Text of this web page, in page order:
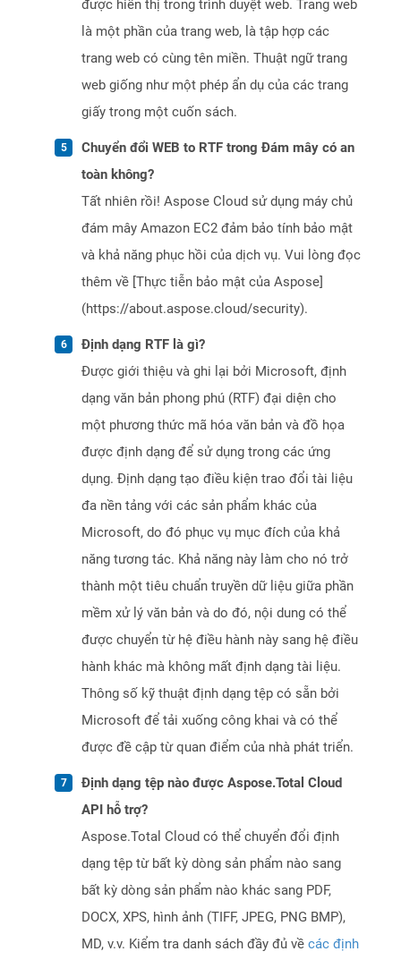
được hiển thị trong trình duyệt web. Trang web
là một phần của trang web, là tập hợp các
trang web có cùng tên miền. Thuật ngữ trang
web giống như một phép ẩn dụ của các trang
giấy trong một cuốn sách.
Chuyển đổi WEB to RTF trong Đám mây có an
toàn không?
Tất nhiên rồi! Aspose Cloud sử dụng máy chủ
đám mây Amazon EC2 đảm bảo tính bảo mật
và khả năng phục hồi của dịch vụ. Vui lòng đọc
thêm về [Thực tiễn bảo mật của Aspose]
(https://about.aspose.cloud/security).
Định dạng RTF là gì?
Được giới thiệu và ghi lại bởi Microsoft, định
dạng văn bản phong phú (RTF) đại diện cho
một phương thức mã hóa văn bản và đồ họa
được định dạng để sử dụng trong các ứng
dụng. Định dạng tạo điều kiện trao đổi tài liệu
đa nền tảng với các sản phẩm khác của
Microsoft, do đó phục vụ mục đích của khả
năng tương tác. Khả năng này làm cho nó trở
thành một tiêu chuẩn truyền dữ liệu giữa phần
mềm xử lý văn bản và do đó, nội dung có thể
được chuyển từ hệ điều hành này sang hệ điều
hành khác mà không mất định dạng tài liệu.
Thông số kỹ thuật định dạng tệp có sẵn bởi
Microsoft để tải xuống công khai và có thể
được đề cập từ quan điểm của nhà phát triển.
Định dạng tệp nào được Aspose.Total Cloud
API hỗ trợ?
Aspose.Total Cloud có thể chuyển đổi định
dạng tệp từ bất kỳ dòng sản phẩm nào sang
bất kỳ dòng sản phẩm nào khác sang PDF,
DOCX, XPS, hình ảnh (TIFF, JPEG, PNG BMP),
MD, v.v. Kiểm tra danh sách đầy đủ về các định